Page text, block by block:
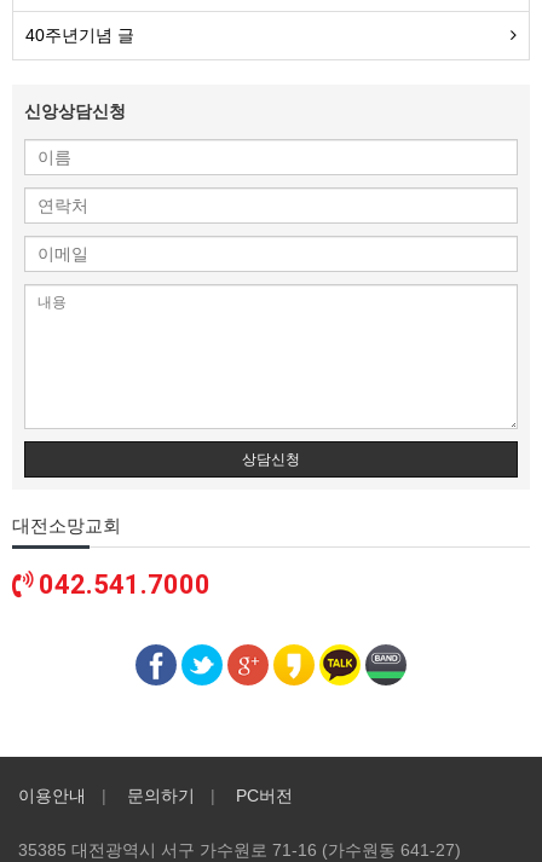
40주년기념 글
신앙상담신청
상담신청
대전소망교회
042.541.7000
이용안내 문의하기 PC버전
35385 대전광역시 서구 가수원로 71-16 (가수원동 641-27)